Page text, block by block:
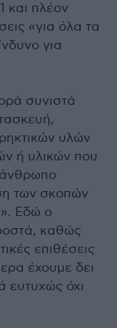
και πλέον
«για όλα τα
για
συνιστά
υλών
ή υλικών που
άνθρωπο
των σκοπών
Εδώ ο
καθώς
επιθέσεις
έχουμε δει
ευτυχώς όχι